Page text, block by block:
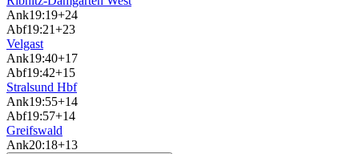
Ank19:19+24
Abf19:21+23
Velgast
Ank19:40+17
Abf19:42+15
Stralsund Hbf
Ank19:55+14
Abf19:57+14
Greifswald
Ank20:18+13